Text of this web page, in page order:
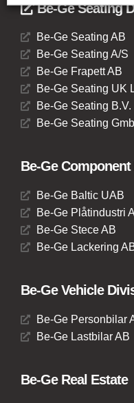
Be-Ge Seating
Be-Ge Seating AB
Be-Ge Seating A/S
Be-Ge Frapett AB
Be-Ge Seating UK
Be-Ge Seating B.V.
Be-Ge Seating
Be-Ge
Be-Ge Baltic UAB
Be-Ge Plåtindustri
Be-Ge Stece AB
Be-Ge Lackering
Be-Ge Vehicle
Be-Ge Personbilar
Be-Ge Lastbilar AB
Be-Ge Real Estate